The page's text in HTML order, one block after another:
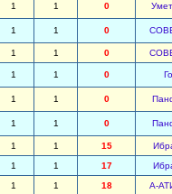
1 1 0
1 1 0
1 1 0
1 1 0
1 1 0
1 1 0
1 1 15
1 1 17
1 1 18 А-